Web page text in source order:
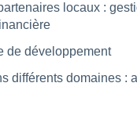
locaux :
de développement
différents domaines :